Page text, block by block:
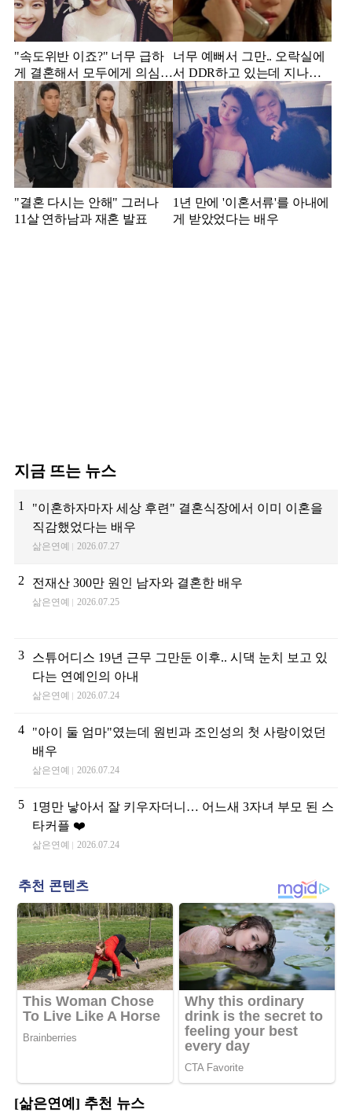
"속도위반 이죠?" 너무 급하
게 결혼해서 모두에게 의심
받았던 스타
너무 예뻐서 그만.. 오락실에
서 DDR하고 있는데 지나가
던 이상민이 캐스팅했다는 연
예인
"결혼 다시는 안해" 그러나
11살 연하남과 재혼 발표
1년 만에 '이혼서류'를 아내에
게 받았었다는 배우
지금 뜨는 뉴스
1
"이혼하자마자 세상 후련" 결혼식장에서 이미 이혼을
직감했었다는 배우
삶은연예 2026.07.27
2 전재산 300만 원인 남자와 결혼한 배우
삶은연예 2026.07.25
3
스튜어디스 19년 근무 그만둔 이후.. 시댁 눈치 보고 있
다는 연예인의 아내
삶은연예 2026.07.24
4
"아이 둘 엄마"였는데 원빈과 조인성의 첫 사랑이었던
배우
삶은연예 2026.07.24
5
1명만 낳아서 잘 키우자더니… 어느새 3자녀 부모 된 스
타커플 ❤️
삶은연예 2026.07.24
[삶은연예] 추천 뉴스